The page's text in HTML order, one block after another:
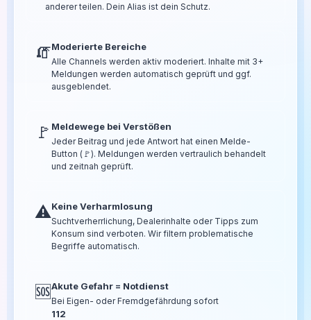
anderer teilen. Dein Alias ist dein Schutz.
🧯Moderierte Bereiche
Alle Channels werden aktiv moderiert. Inhalte mit 3+
Meldungen werden automatisch geprüft und ggf.
ausgeblendet.
🚩 Meldewege bei Verstößen
Jeder Beitrag und jede Antwort hat einen Melde-
Button (🚩). Meldungen werden vertraulich behandelt
und zeitnah geprüft.
⚠️Keine Verharmlosung
Suchtverherrlichung, Dealerinhalte oder Tipps zum
Konsum sind verboten. Wir filtern problematische
Begriffe automatisch.
🆘Akute Gefahr = Notdienst
Bei Eigen- oder Fremdgefährdung sofort
112